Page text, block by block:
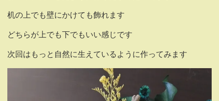
机の上でも壁にかけても飾れます
どちらが上でも下でもいい感じです
次回はもっと自然に生えているように作ってみます